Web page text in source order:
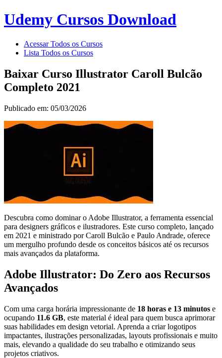
Udemy Cursos Download
Acessar Todos os Cursos
Lista Todos os Cursos
Baixar Curso Illustrator Caroll Bulcão
Completo 2021
Publicado em: 05/03/2026
Descubra como dominar o Adobe Illustrator, a ferramenta essencial
para designers gráficos e ilustradores. Este curso completo, lançado
em 2021 e ministrado por Caroll Bulcão e Paulo Andrade, oferece
um mergulho profundo desde os conceitos básicos até os recursos
mais avançados da plataforma.
Adobe Illustrator: Do Zero aos Recursos
Avançados
Com uma carga horária impressionante de 18 horas e 13 minutos e
ocupando 11.6 GB, este material é ideal para quem busca aprimorar
suas habilidades em design vetorial. Aprenda a criar logotipos
impactantes, ilustrações personalizadas, layouts profissionais e muito
mais, elevando a qualidade do seu trabalho e otimizando seus
projetos criativos.